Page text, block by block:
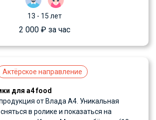
13 - 15 лет
2 000 ₽ за час
Актёрское направление
для a4 food
от Влада А4. Уникальная
в ролике и показаться на